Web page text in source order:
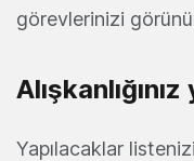
görevlerinizi
Yapılacaklar